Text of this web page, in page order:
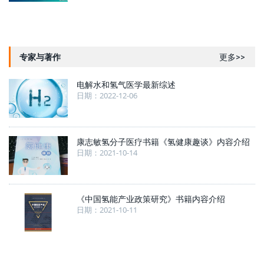
专家与著作 更多>>
电解水和氢气医学最新综述
日期：2022-12-06
康志敏氢分子医疗书籍《氢健康趣谈》内容介绍
日期：2021-10-14
《中国氢能产业政策研究》书籍内容介绍
日期：2021-10-11